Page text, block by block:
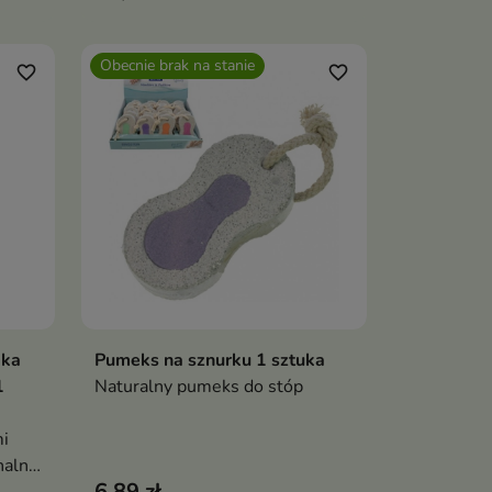
favorite_border Obecnie brak na stanie
Pokaż szczegóły
favorite_border
Pumeks na sznurku 1 sztuka
Naturalny pumeks do stóp